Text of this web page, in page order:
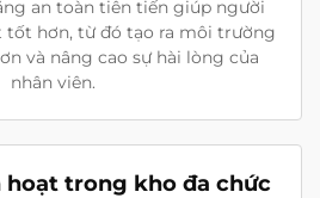
an toàn tiên tiến giúp người
tốt hơn, từ đó tạo ra môi trường
và nâng cao sự hài lòng của
nhân viên.
hoạt trong kho đa chức